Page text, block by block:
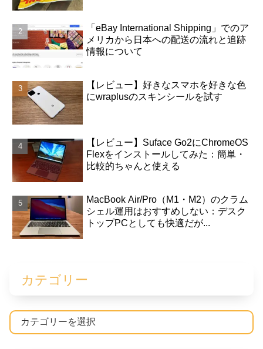
「eBay International Shipping」でのア
メリカから日本への配送の流れと追跡
情報について
【レビュー】好きなスマホを好きな色
にwraplusのスキンシールを試す
【レビュー】Suface Go2にChromeOS
Flexをインストールしてみた：簡単・
比較的ちゃんと使える
MacBook Air/Pro（M1・M2）のクラム
シェル運用はおすすめしない：デスク
トップPCとしても快適だが...
カテゴリー